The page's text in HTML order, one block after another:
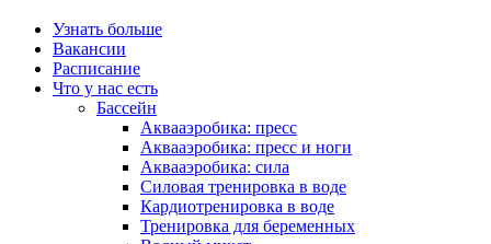
Узнать больше
Вакансии
Расписание
Что у нас есть
Бассейн
Аквааэробика: пресс
Аквааэробика: пресс и ноги
Аквааэробика: сила
Силовая тренировка в воде
Кардиотренировка в воде
Тренировка для беременных